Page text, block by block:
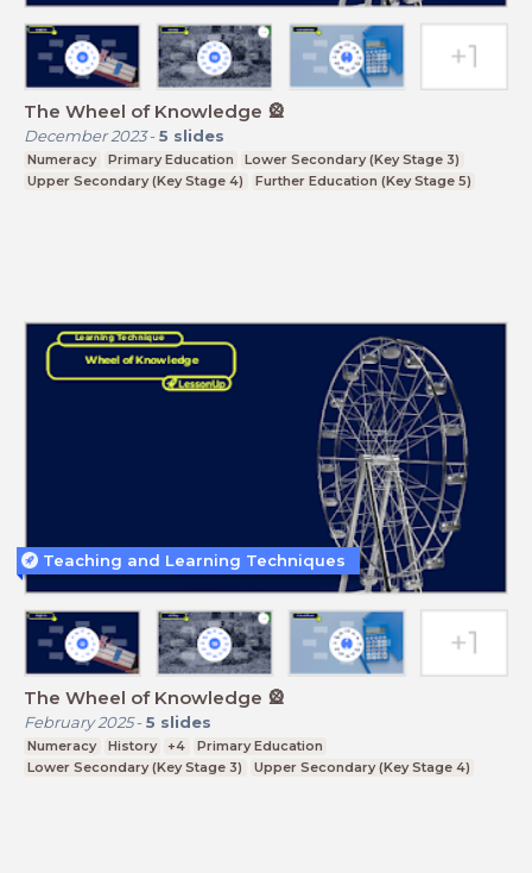
The Wheel of Knowledge 🎡
December 2023- 5 slides
Numeracy Primary Education
Lower Secondary (Key Stage 3)
Upper Secondary (Key Stage 4)
Further Education (Key Stage 5)
The Wheel of Knowledge 🎡
February 2025- 5 slides
Numeracy History +4
Primary Education
Lower Secondary (Key Stage 3)
Upper Secondary (Key Stage 4)
Teaching and Learning Techniques